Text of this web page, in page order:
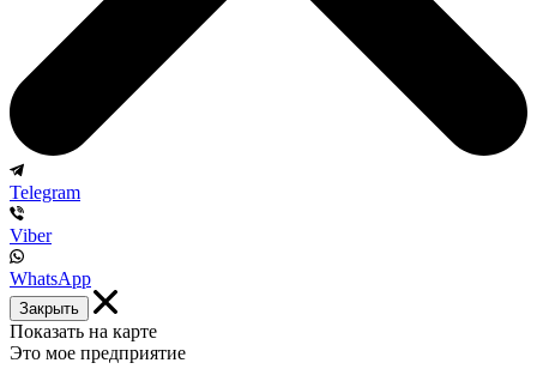
Telegram
Viber
WhatsApp
Закрыть
Показать на карте
Это мое предприятие